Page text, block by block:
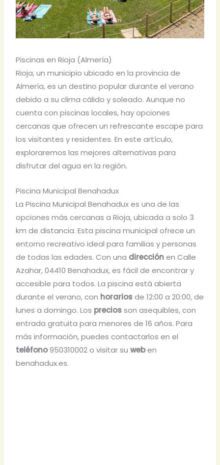
Piscinas en Rioja (Almería)
Rioja, un municipio ubicado en la provincia de
Almería, es un destino popular durante el verano
debido a su clima cálido y soleado. Aunque no
cuenta con piscinas locales, hay opciones
cercanas que ofrecen un refrescante escape para
los visitantes y residentes. En este artículo,
exploraremos las mejores alternativas para
disfrutar del agua en la región.
Piscina Municipal Benahadux
La Piscina Municipal Benahadux es una de las
opciones más cercanas a Rioja, ubicada a solo 3
km de distancia. Esta piscina municipal ofrece un
entorno recreativo ideal para familias y personas
de todas las edades. Con una direcciónen Calle
Azahar, 04410 Benahadux, es fácil de encontrar y
accesible para todos. La piscina está abierta
durante el verano, con horariosde 12:00 a 20:00, de
lunes a domingo. Los preciosson asequibles, con
entrada gratuita para menores de 16 años. Para
más información, puedes contactarlos en el
teléfono950310002 o visitar suweben
benahadux.es.